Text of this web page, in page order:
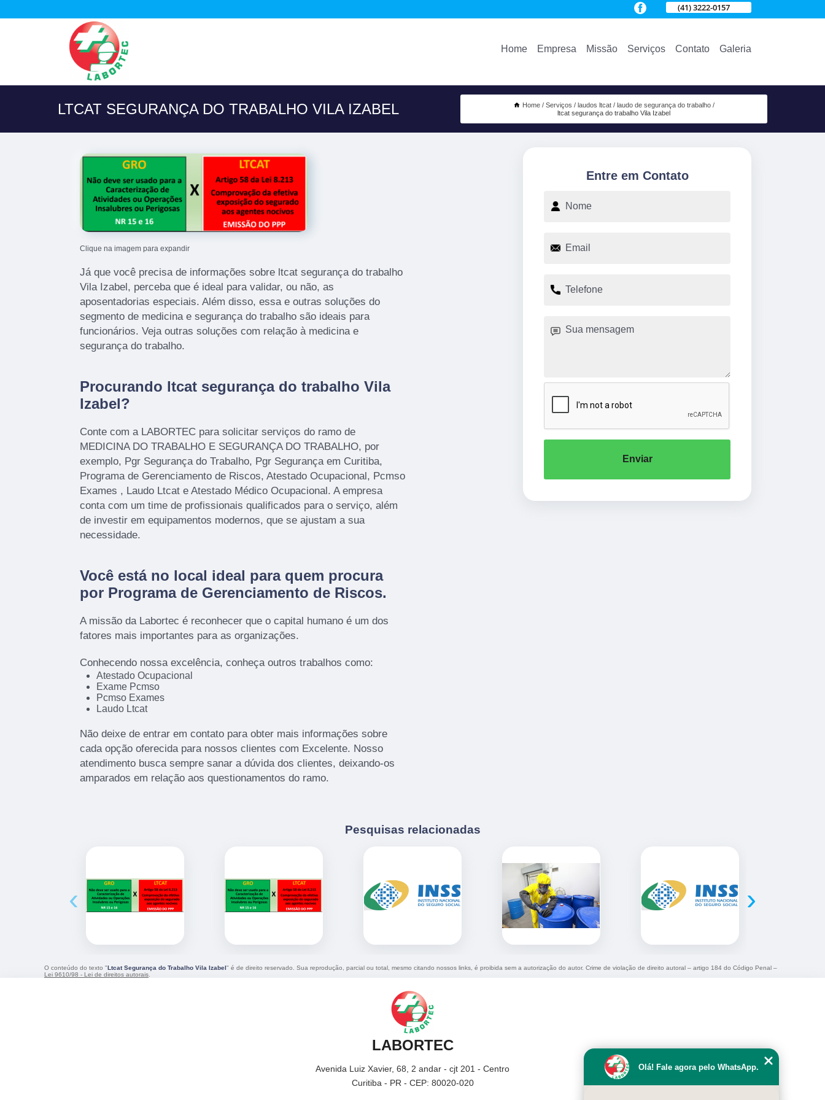
(41) 3222-0157
Home Empresa Missão Serviços Contato Galeria
LTCAT SEGURANÇA DO TRABALHO VILA IZABEL Home Serviços laudos ltcat
laudo de segurança do trabalho
ltcat segurança do trabalho Vila Izabel
Clique na imagem para expandir
Já que você precisa de informações sobre ltcat segurança do trabalho
Vila Izabel, perceba que é ideal para validar, ou não, as
aposentadorias especiais. Além disso, essa e outras soluções do
segmento de medicina e segurança do trabalho são ideais para
funcionários. Veja outras soluções com relação à medicina e
segurança do trabalho.
Procurando ltcat segurança do trabalho Vila
Izabel?
Conte com a LABORTEC para solicitar serviços do ramo de
MEDICINA DO TRABALHO E SEGURANÇA DO TRABALHO, por
exemplo, Pgr Segurança do Trabalho, Pgr Segurança em Curitiba,
Programa de Gerenciamento de Riscos, Atestado Ocupacional, Pcmso
Exames , Laudo Ltcat e Atestado Médico Ocupacional. A empresa
conta com um time de profissionais qualificados para o serviço, além
de investir em equipamentos modernos, que se ajustam a sua
necessidade.
Você está no local ideal para quem procura
por Programa de Gerenciamento de Riscos.
A missão da Labortec é reconhecer que o capital humano é um dos
fatores mais importantes para as organizações.
Conhecendo nossa excelência, conheça outros trabalhos como:
Atestado Ocupacional
Exame Pcmso
Pcmso Exames
Laudo Ltcat
Não deixe de entrar em contato para obter mais informações sobre
cada opção oferecida para nossos clientes com Excelente. Nosso
atendimento busca sempre sanar a dúvida dos clientes, deixando-os
amparados em relação aos questionamentos do ramo.
Entre em Contato
Enviar
Pesquisas relacionadas
‹ ›
O conteúdo do texto "Ltcat Segurança do Trabalho Vila Izabel" é de direito reservado. Sua reprodução, parcial ou total, mesmo citando nossos links, é proibida sem a autorização do autor. Crime de violação de direito autoral – artigo 184 do Código Penal –
Lei 9610/98 - Lei de direitos autorais
LABORTEC
Avenida Luiz Xavier, 68, 2 andar - cjt 201 - Centro
Curitiba - PR - CEP: 80020-020
Olá! Fale agora pelo WhatsApp.